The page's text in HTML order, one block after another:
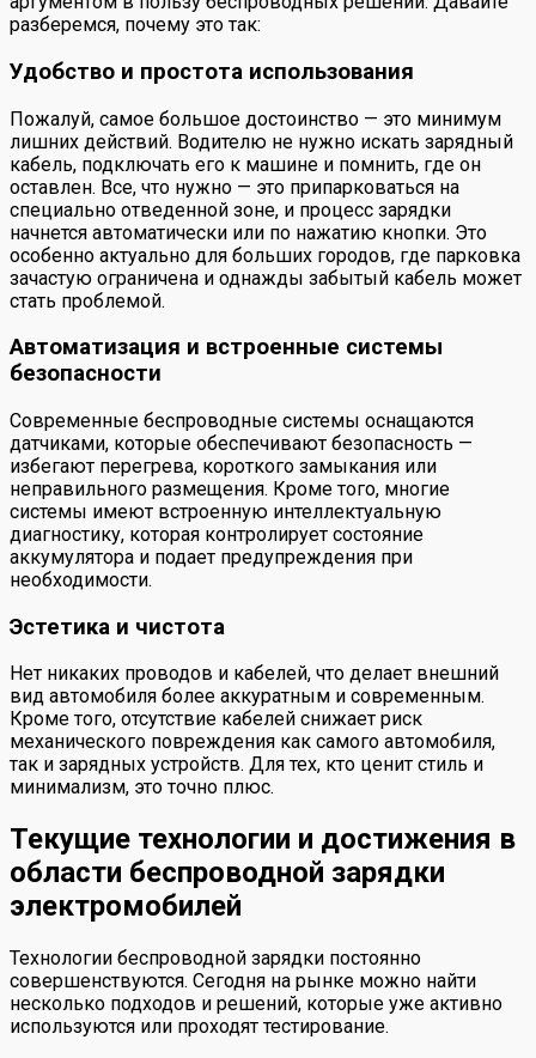
разберемся, почему это так:
Удобство и простота использования
Пожалуй, самое большое достоинство — это минимум
лишних действий. Водителю не нужно искать зарядный
кабель, подключать его к машине и помнить, где он
оставлен. Все, что нужно — это припарковаться на
специально отведенной зоне, и процесс зарядки
начнется автоматически или по нажатию кнопки. Это
особенно актуально для больших городов, где парковка
зачастую ограничена и однажды забытый кабель может
стать проблемой.
Автоматизация и встроенные системы
безопасности
Современные беспроводные системы оснащаются
датчиками, которые обеспечивают безопасность —
избегают перегрева, короткого замыкания или
неправильного размещения. Кроме того, многие
системы имеют встроенную интеллектуальную
диагностику, которая контролирует состояние
аккумулятора и подает предупреждения при
необходимости.
Эстетика и чистота
Нет никаких проводов и кабелей, что делает внешний
вид автомобиля более аккуратным и современным.
Кроме того, отсутствие кабелей снижает риск
механического повреждения как самого автомобиля,
так и зарядных устройств. Для тех, кто ценит стиль и
минимализм, это точно плюс.
Текущие технологии и достижения в
области беспроводной зарядки
электромобилей
Технологии беспроводной зарядки постоянно
совершенствуются. Сегодня на рынке можно найти
несколько подходов и решений, которые уже активно
используются или проходят тестирование.